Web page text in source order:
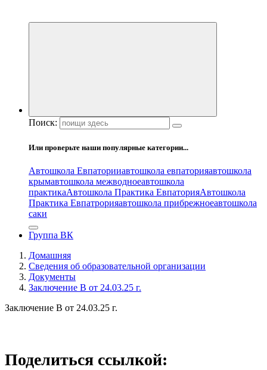
Поиск:
Или проверьте наши популярные категории...
Автошкола Евпаторииавтошкола евпаторияавтошкола
крымавтошкола межводноеавтошкола
практикаАвтошкола Практика ЕвпаторияАвтошкола
Практика Евпатрорияавтошкола прибрежноеавтошкола
саки
Группа ВК
Домашняя
Сведения об образовательной организации
Документы
Заключение В от 24.03.25 г.
Заключение В от 24.03.25 г.
Поделиться ссылкой: